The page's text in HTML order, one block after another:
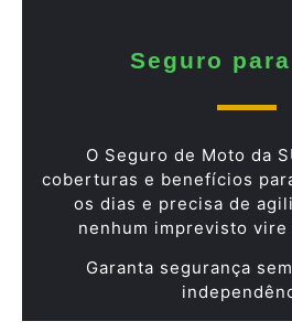
Seguro
O Seguro de Moto da
coberturas e benefícios
os dias e precisa de
nenhum imprevisto vire
Garanta segurança